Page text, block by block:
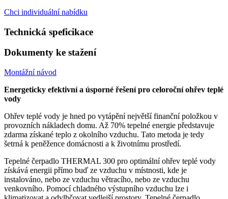
Chci individuální nabídku
Technická speficikace
Dokumenty ke stažení
Montážní návod
Energeticky efektivní a úsporné řešení pro celoroční ohřev teplé
vody
Ohřev teplé vody je hned po vytápění největší finanční položkou v
provozních nákladech domu. Až 70% tepelné energie představuje
zdarma získané teplo z okolního vzduchu. Tato metoda je tedy
šetrná k peněžence domácnosti a k životnímu prostředí.
Tepelné čerpadlo THERMAL 300 pro optimální ohřev teplé vody
získává energii přímo buď ze vzduchu v místnosti, kde je
instalováno, nebo ze vzduchu větracího, nebo ze vzduchu
venkovního. Pomocí chladného výstupního vzduchu lze i